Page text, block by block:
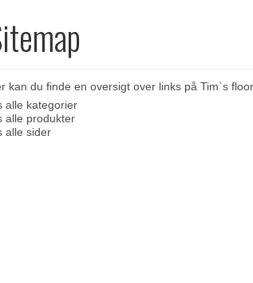
kan du finde en oversigt over links på Tim`s
alle kategorier
alle produkter
alle sider